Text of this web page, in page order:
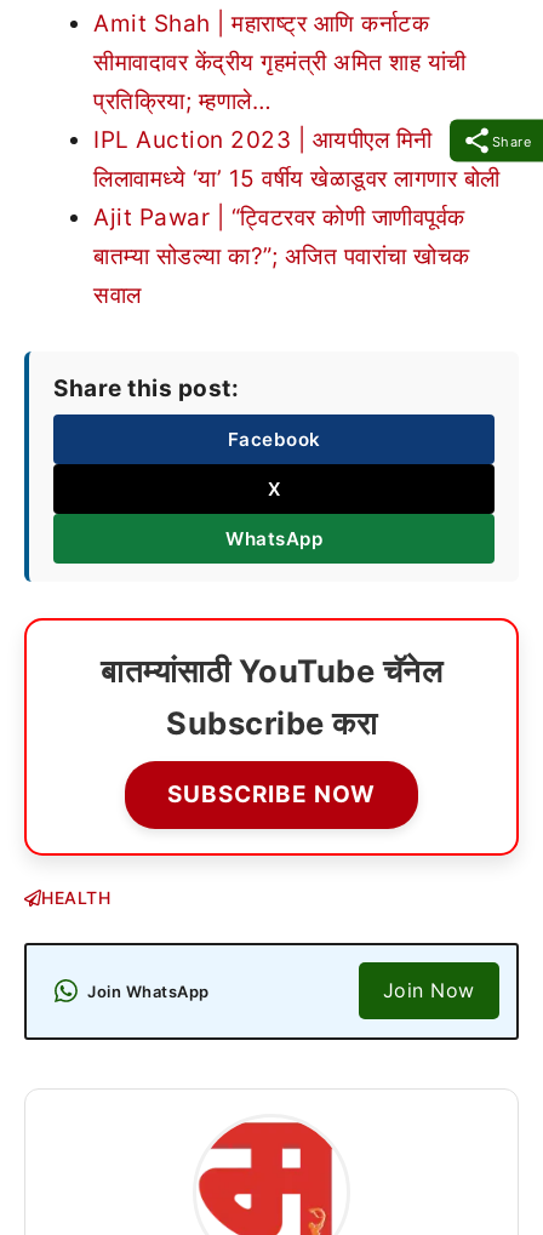
Share
Amit Shah | महाराष्ट्र आणि कर्नाटक
सीमावादावर केंद्रीय गृहमंत्री अमित शाह यांची
प्रतिक्रिया; म्हणाले…
IPL Auction 2023 | आयपीएल मिनी
लिलावामध्ये ‘या’ 15 वर्षीय खेळाडूवर लागणार बोली
Ajit Pawar | “ट्विटरवर कोणी जाणीवपूर्वक
बातम्या सोडल्या का?”; अजित पवारांचा खोचक
सवाल
Share this post:
Facebook
X
WhatsApp
बातम्यांसाठी YouTube चॅनेल
Subscribe करा
SUBSCRIBE NOW
HEALTH
Join WhatsApp Join Now